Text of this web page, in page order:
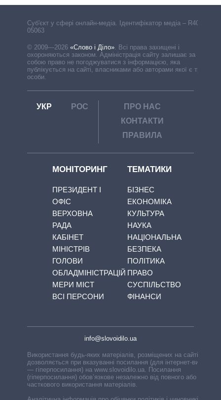
Cуб'єкт у сфері онлайн-медіа. Ідентифікатор медіа – R40-
05063
© 2009—2026 «Слово і Діло». Всі права захищені і
охороняються законом. Адміністрація сайту залишає за
собою право не погоджуватися з інформацією, яка
публікується на сайті, власниками або авторами якої є треті
особи.
УКР РОС
ПРО НАС
КОНТАКТИ
ПРАВИЛА
МОНІТОРИНГ
ПРЕЗИДЕНТ І
ОФІС
ВЕРХОВНА
РАДА
КАБІНЕТ
МІНІСТРІВ
ГОЛОВИ
ОБЛАДМІНІСТРАЦІЙ
МЕРИ МІСТ
ВСІ ПЕРСОНИ
ТЕМАТИКИ
БІЗНЕС
ЕКОНОМІКА
КУЛЬТУРА
НАУКА
НАЦІОНАЛЬНА
БЕЗПЕКА
ПОЛІТИКА
ПРАВО
СУСПІЛЬСТВО
ФІНАНСИ
info@slovoidilo.ua
Використання будь-яких матеріалів, розміщених на сайті,
дозволяється при вказуванні посилання (для інтернет-видань
— гіперпосилання) на www.slovoidilo.ua. Посилання
(гіперпосилання) обов’язкове незалежно від повного або
часткового використання матеріалів.